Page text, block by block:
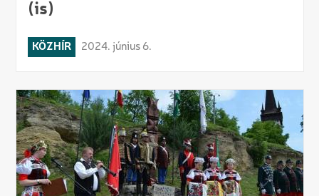
(is)
KÖZHÍR 2024. június 6.